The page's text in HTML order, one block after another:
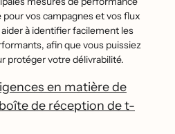
vos campagnes et vos flux
à identifier facilement les
afin que vous puissiez
protéger votre délivrabilité.
en matière de
de réception de t-